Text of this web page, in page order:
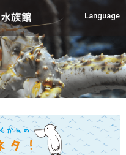
Language